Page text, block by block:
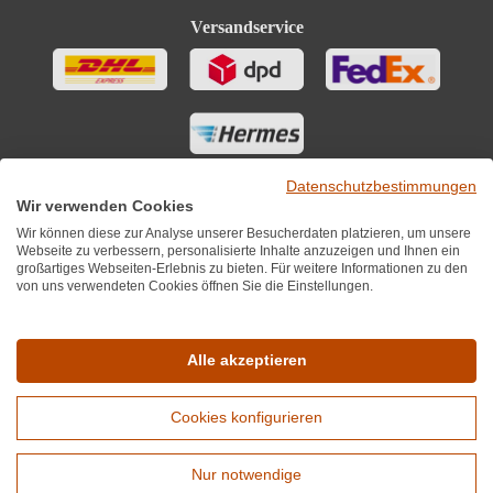
Versandservice
Sie finden uns auch auf
*Alle Preise inkl. MwST zzgl. 5,90€ Versandkosten je Winzer.
Versandkostenfrei ab 12 Flaschen je Winzer.
Datenschutzbestimmungen
Wir verwenden Cookies
Wir können diese zur Analyse unserer Besucherdaten platzieren, um unsere
Webseite zu verbessern, personalisierte Inhalte anzuzeigen und Ihnen ein
großartiges Webseiten-Erlebnis zu bieten. Für weitere Informationen zu den
von uns verwendeten Cookies öffnen Sie die Einstellungen.
Alle akzeptieren
Cookies konfigurieren
Nur notwendige